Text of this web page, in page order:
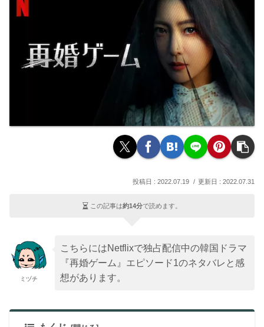
2022.07.19 2022.07.31
この記事は約14分で読めます。
ミヅチ
こちらにはNetflixで独占配信中の韓国ドラマ
『再婚ゲーム』エピソード1のネタバレと感
想があります。